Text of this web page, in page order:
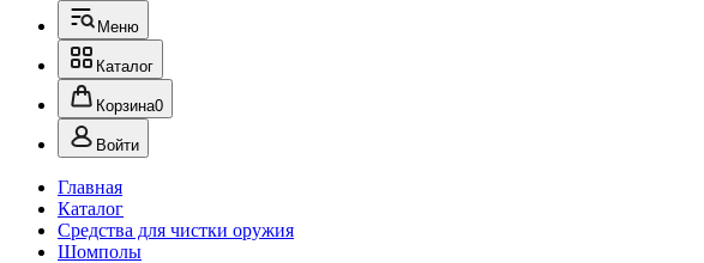
Меню
Каталог
Корзина0
Войти
Главная
Каталог
Средства для чистки оружия
Шомполы